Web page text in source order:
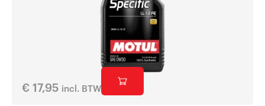
€ 17,95 incl. BTW